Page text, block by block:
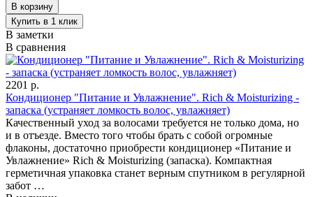
В заметки
В сравнения
2201 р.
Кондиционер "Питание и Увлажнение". Rich & Moisturizing -
запаска (устраняет ломкость волос, увлажняет)
Качественный уход за волосами требуется не только дома, но
и в отъезде. Вместо того чтобы брать с собой огромные
флаконы, достаточно приобрести кондиционер «Питание и
Увлажнение» Rich & Moisturizing (запаска). Компактная
герметичная упаковка станет верным спутником в регулярной
забот …